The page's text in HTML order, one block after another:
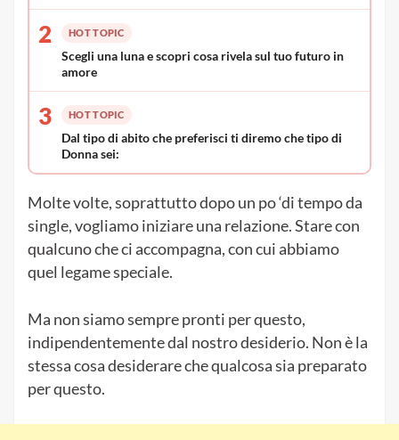
2 HOT TOPIC
Scegli una luna e scopri cosa rivela sul tuo futuro in
amore
3 HOT TOPIC
Dal tipo di abito che preferisci ti diremo che tipo di
Donna sei:
Molte volte, soprattutto dopo un po ‘di tempo da
single, vogliamo iniziare una relazione. Stare con
qualcuno che ci accompagna, con cui abbiamo
quel legame speciale.
Ma non siamo sempre pronti per questo,
indipendentemente dal nostro desiderio. Non è la
stessa cosa desiderare che qualcosa sia preparato
per questo.